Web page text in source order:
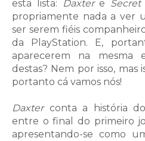
esta lista:
Daxtere
propriamente nada a ver
ser serem fiéis
da PlayStation. E,
aparecerem na mesma
destas? Nem por isso, mas
portanto cá vamos nós!
Daxterconta a história
entre o final do primeiro
apresentando-se como